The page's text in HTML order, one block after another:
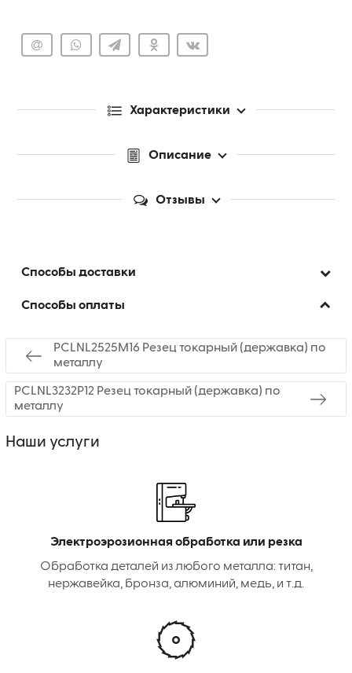
Характеристики
Описание
Отзывы
Способы доставки
Способы оплаты
PCLNL2525M16 Резец токарный (державка) по
металлу
PCLNL3232P12 Резец токарный (державка) по
металлу
Наши услуги
Электроэрозионная обработка или резка
Обработка деталей из любого металла: титан,
нержавейка, бронза, алюминий, медь, и т.д.